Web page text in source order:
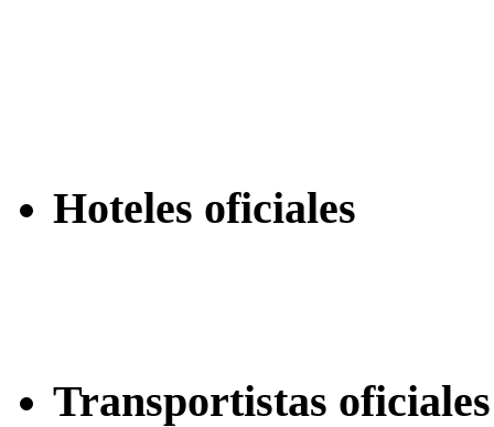
Hoteles oficiales
Transportistas oficiales